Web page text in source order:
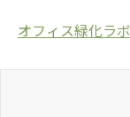
オフィス移転
オフィス緑化ラ